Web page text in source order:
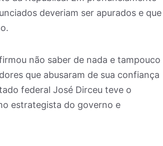
deveriam ser apurados e que
não saber de nada e tampouco
que abusaram de sua confiança
federal José Dirceu teve o
estrategista do governo e